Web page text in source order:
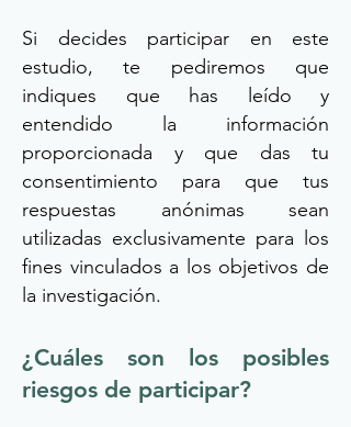
Si decides participar en este
estudio, te pediremos que
indiques que has leído y
entendido la información
proporcionada y que das tu
consentimiento para que tus
respuestas anónimas sean
utilizadas exclusivamente para los
fines vinculados a los objetivos de
la investigación.
¿Cuáles son los posibles
riesgos de participar?